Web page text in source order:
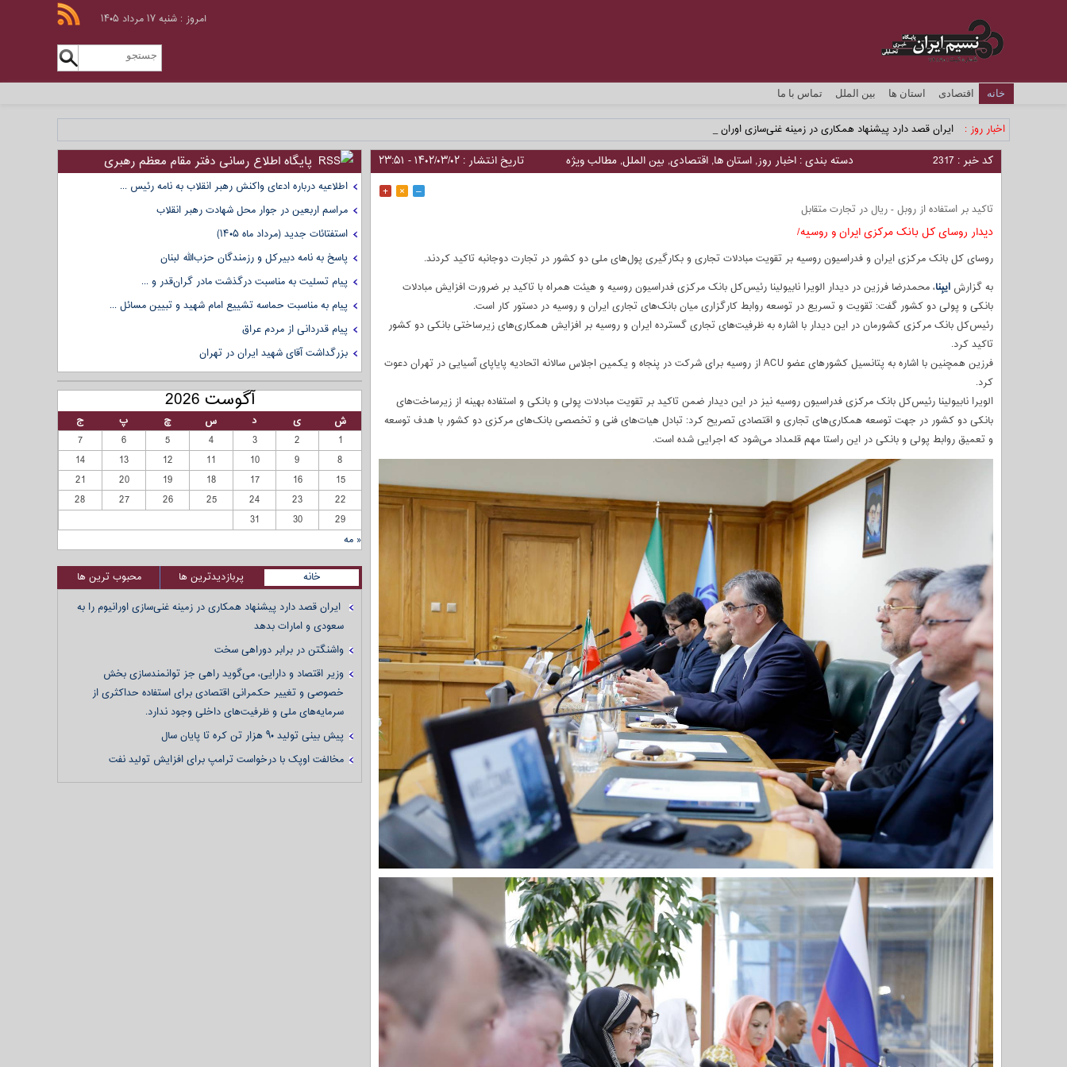
امروز : شنبه ۱۷ مرداد ۱۴۰۵
خانه اقتصادی استان ها بین الملل تماس با ما
اخبار روز : ایران قصد دارد پیشنهاد همکاری در زمینه غنی‌سازی اورانیوم را به_
کد خبر : 2317 دسته بندی : اخبار روز, استان ها, اقتصادی, بین الملل, مطالب ویژه
تاریخ انتشار : ۱۴۰۲/۰۳/۰۲ - ۲۳:۵۱
–
×
+
تاکید بر استفاده از روبل - ریال در تجارت متقابل
دیدار روسای کل بانک مرکزی ایران و روسیه/
روسای کل بانک مرکزی ایران و فدراسیون روسیه بر تقویت مبادلات تجاری و بکارگیری پول‌های ملی دو کشور در تجارت دوجانبه تاکید کردند.
به گزارش ایبِنا، محمدرضا فرزین در دیدار الویرا نابیولینا رئیس‌کل بانک مرکزی فدراسیون روسیه و هیئت همراه با تاکید بر ضرورت افزایش مبادلات
بانکی و پولی دو کشور گفت: تقویت و تسریع در توسعه روابط کارگزاری میان بانک‌های تجاری ایران و روسیه در دستور کار است.
رئیس‌کل بانک مرکزی کشورمان در این دیدار با اشاره به ظرفیت‌های تجاری گسترده ایران و روسیه بر افزایش همکاری‌های زیرساختی بانکی دو کشور
تاکید کرد.
فرزین همچنین با اشاره به پتانسیل کشور‌های عضو ACU از روسیه برای شرکت در پنجاه و یکمین اجلاس سالانه اتحادیه پایاپای آسیایی در تهران دعوت
کرد.
الویرا نابیولینا رئیس‌کل بانک مرکزی فدراسیون روسیه نیز در این دیدار ضمن تاکید بر تقویت مبادلات پولی و بانکی و استفاده بهینه از زیرساخت‌های
بانکی دو کشور در جهت توسعه همکاری‌های تجاری و اقتصادی تصریح کرد: تبادل هیات‌های فنی و تخصصی بانک‌های مرکزی دو کشور با هدف توسعه
و تعمیق روابط پولی و بانکی در این راستا مهم قلمداد می‌شود که اجرایی شده است.
پایگاه اطلاع رسانی دفتر مقام معظم رهبری
اطلاعیه درباره ادعای واکنش رهبر انقلاب به نامه رئیس ...
مراسم اربعین در جوار محل شهادت رهبر انقلاب
استفتائات جدید (مرداد ماه ۱۴۰۵)
پاسخ به نامه دبیرکل و رزمندگان حزب‌الله لبنان
پیام تسلیت به مناسبت درگذشت مادر گران‌قدر و ...
پیام به مناسبت حماسه تشییع امام شهید و تبیین مسائل ...
پیام قدردانی از مردم عراق
بزرگداشت آقای شهید ایران در تهران
آگوست 2026
ش ی د س چ پ
ج
1
2
3
4
5
6
7
8
9
10
11
12
13
14
15
16
17
18
19
20
21
22
23
24
25
26
27
28
29
30
31
« مه
خانه پربازدیدترین ها
محبوب ترین ها
ایران قصد دارد پیشنهاد همکاری در زمینه غنی‌سازی اورانیوم را به
سعودی و امارات بدهد
واشنگتن در برابر دوراهی سخت
وزیر اقتصاد و دارایی، می‌گوید راهی جز توانمندسازی بخش
خصوصی و تغییر حکمرانی اقتصادی برای استفاده حداکثری از
سرمایه‌های ملی و ظرفیت‌های داخلی وجود ندارد.
پیش بینی تولید ۹۰ هزار تن کره تا پایان سال
مخالفت اوپک با درخواست ترامپ برای افزایش تولید نفت